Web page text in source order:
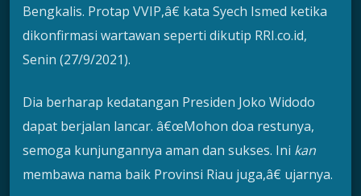
Bengkalis. Protap VVIP,â€ kata Syech Ismed ketika
dikonfirmasi wartawan seperti dikutip RRI.co.id,
Senin (27/9/2021).
Dia berharap kedatangan Presiden Joko Widodo
dapat berjalan lancar. â€œMohon doa restunya,
semoga kunjungannya aman dan sukses. Ini kan
membawa nama baik Provinsi Riau juga,â€ ujarnya.